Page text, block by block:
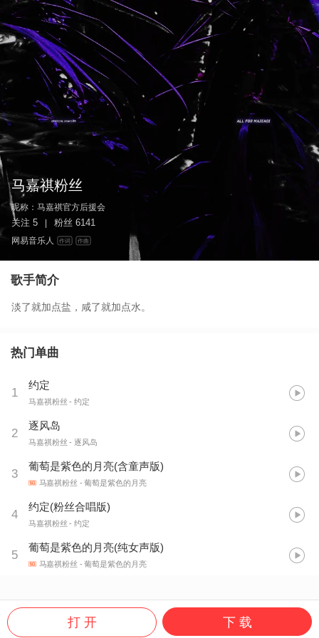
马嘉祺粉丝
昵称： 马嘉祺官方后援会
关注 5 粉丝 6141
网易音乐人 作词 作曲
歌手简介
淡了就加点盐，咸了就加点水。
热门单曲
1
约定
马嘉祺粉丝 - 约定
2
逐风岛
马嘉祺粉丝 - 逐风岛
3
葡萄是紫色的月亮(含童声版)
马嘉祺粉丝 - 葡萄是紫色的月亮
4
约定(粉丝合唱版)
马嘉祺粉丝 - 约定
5
葡萄是紫色的月亮(纯女声版)
马嘉祺粉丝 - 葡萄是紫色的月亮
打 开 下 载